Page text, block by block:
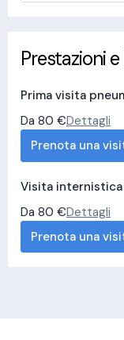
Prestazioni e
Prima visita
Da 80 €Dettagli
Prenota una
Visita internistica
Da 80 €Dettagli
Prenota una